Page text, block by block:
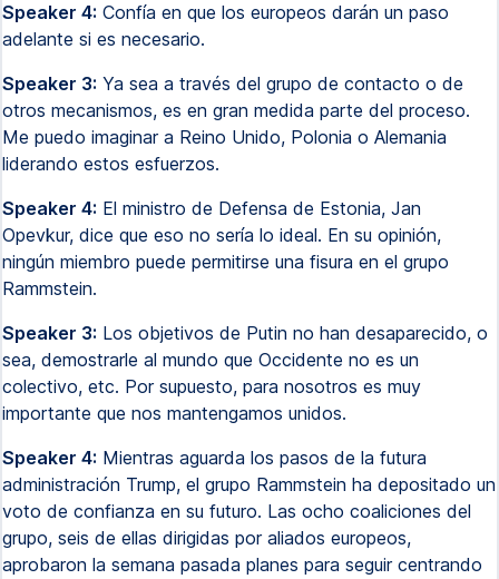
Speaker 4: Confía en que los europeos darán un paso
adelante si es necesario.
Speaker 3: Ya sea a través del grupo de contacto o de
otros mecanismos, es en gran medida parte del proceso.
Me puedo imaginar a Reino Unido, Polonia o Alemania
liderando estos esfuerzos.
Speaker 4: El ministro de Defensa de Estonia, Jan
Opevkur, dice que eso no sería lo ideal. En su opinión,
ningún miembro puede permitirse una fisura en el grupo
Rammstein.
Speaker 3: Los objetivos de Putin no han desaparecido, o
sea, demostrarle al mundo que Occidente no es un
colectivo, etc. Por supuesto, para nosotros es muy
importante que nos mantengamos unidos.
Speaker 4: Mientras aguarda los pasos de la futura
administración Trump, el grupo Rammstein ha depositado un
voto de confianza en su futuro. Las ocho coaliciones del
grupo, seis de ellas dirigidas por aliados europeos,
aprobaron la semana pasada planes para seguir centrando